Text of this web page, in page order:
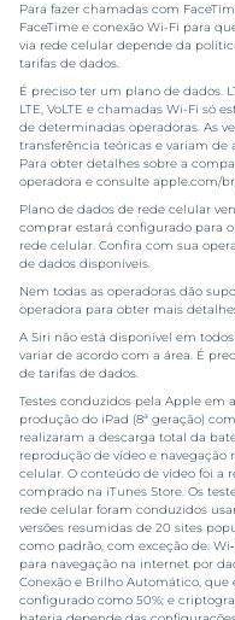
Para fazer chamadas com
FaceTime e conexão Wi-Fi para
via rede celular depende da
tarifas de dados.
É preciso ter um plano de dados.
LTE, VoLTE e chamadas Wi-Fi só
de determinadas operadoras. As
transferência teóricas e variam de
Para obter detalhes sobre a
operadora e consulte apple.com/
Plano de dados de rede celular
comprar estará configurado para
rede celular. Confira com sua
de dados disponíveis.
Nem todas as operadoras dão
operadora para obter mais
A Siri não está disponível em
variar de acordo com a área. É
de tarifas de dados.
Testes conduzidos pela Apple em
produção do iPad (8ª geração)
realizaram a descarga total da
reprodução de vídeo e
celular. O conteúdo de vídeo foi a
comprado na iTunes Store. Os
rede celular foram conduzidos
versões resumidas de 20 sites
como padrão, com exceção de:
para navegação na internet por
Conexão e Brilho Automático, que
configurado como 50%; e